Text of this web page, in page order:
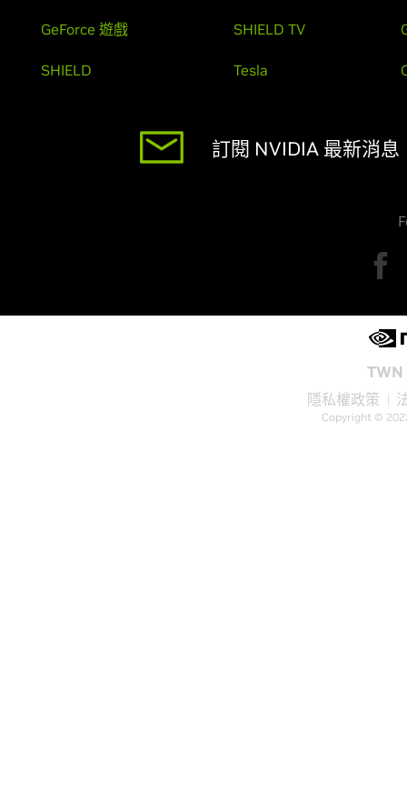
GeForce 遊戲
SHIELD
SHIELD TV
Tesla
訂閱 NVIDIA 最新消息
隱私權政策
Copyright ©